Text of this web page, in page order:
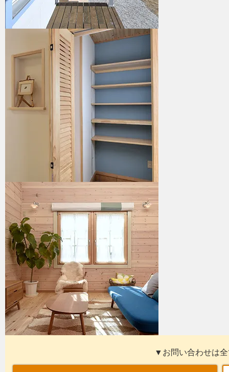
▼お問い合わせは